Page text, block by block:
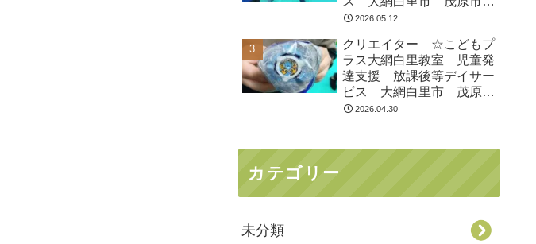
白子町
2026.05.12
クリエイター ☆こどもプ
ラス大網白里教室 児童発
達支援 放課後等デイサー
ビス 大網白里市 茂原
市 白子町
2026.04.30
カテゴリー
未分類